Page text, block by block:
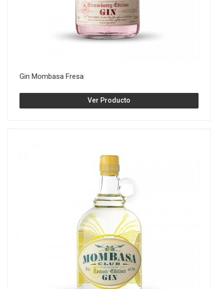
Gin Mombasa Fresa
Ver Producto